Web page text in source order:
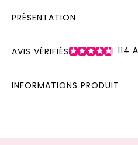
PRÉSENTATION
AVIS VÉRIFIÉS 114
INFORMATIONS PRODUIT